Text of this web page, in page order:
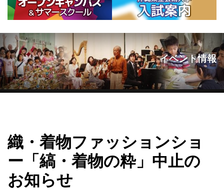
イベント情報
織・着物ファッションショ
ー「縞・着物の粋」中止の
お知らせ